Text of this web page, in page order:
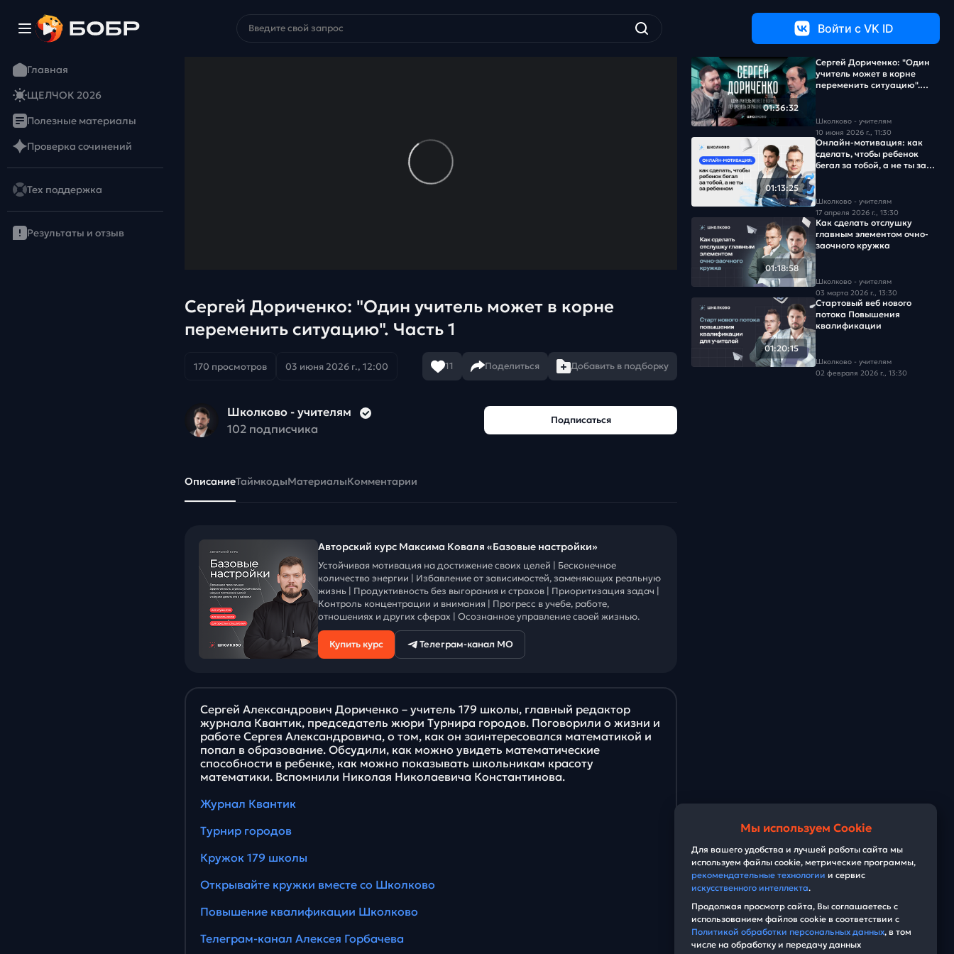
Войти c VK ID
Главная
ЩЕЛЧОК 2026
Полезные материалы
Проверка сочинений
Тех поддержка
Результаты и отзыв
Сергей Дориченко: "Один учитель может в корне
переменить ситуацию". Часть 1
170 просмотров 03 июня 2026 г., 12:00 11 Поделиться Добавить в подборку
Школково - учителям
102 подписчика
Подписаться
ОписаниеТаймкодыМатериалыКомментарии
Авторский курс Максима Коваля «Базовые настройки»
Устойчивая мотивация на достижение своих целей | Бесконечное
количество энергии | Избавление от зависимостей, заменяющих реальную
жизнь | Продуктивность без выгорания и страхов | Приоритизация задач |
Контроль концентрации и внимания | Прогресс в учебе, работе,
отношениях и других сферах | Осознанное управление своей жизнью.
Купить курс Телеграм-канал МО
Сергей Александрович Дориченко – учитель 179 школы, главный редактор
журнала Квантик, председатель жюри Турнира городов. Поговорили о жизни и
работе Сергея Александровича, о том, как он заинтересовался математикой и
попал в образование. Обсудили, как можно увидеть математические
способности в ребенке, как можно показывать школьникам красоту
математики. Вспомнили Николая Николаевича Константинова.
Журнал Квантик
Турнир городов
Кружок 179 школы
Открывайте кружки вместе со Школково
Повышение квалификации Школково
Телеграм-канал Алексея Горбачева
01:36:32
Сергей Дориченко: "Один
учитель может в корне
переменить ситуацию".
Школково - учителям
10 июня 2026 г., 11:30
01:13:25
Онлайн-мотивация: как
сделать, чтобы ребенок
бегал за тобой, а не ты за
Школково - учителям
17 апреля 2026 г., 13:30
01:18:58
Как сделать отслушку
главным элементом очно-
заочного кружка
Школково - учителям
03 марта 2026 г., 13:30
01:20:15
Стартовый веб нового
потока Повышения
квалификации
Школково - учителям
02 февраля 2026 г., 13:30
Мы используем Cookie
Для вашего удобства и лучшей работы сайта мы
используем файлы cookie, метрические программы,
рекомендательные технологии и сервис
искусственного интеллекта.
Продолжая просмотр сайта, Вы соглашаетесь с
использованием файлов cookie в соответствии с
Политикой обработки персональных данных, в том
числе на обработку и передачу данных